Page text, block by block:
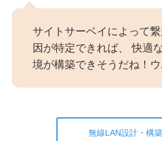
サイトサーベイによって
因が特定できれば、 快適
境が構築できそうだね！
無線LAN設計・構築